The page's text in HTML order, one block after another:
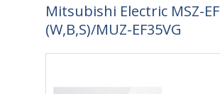
Mitsubishi Electric MSZ-EF
(W,B,S)/MUZ-EF35VG